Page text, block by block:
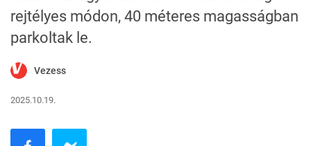
rejtélyes módon, 40 méteres magasságban
parkoltak le.
Vezess
2025.10.19.